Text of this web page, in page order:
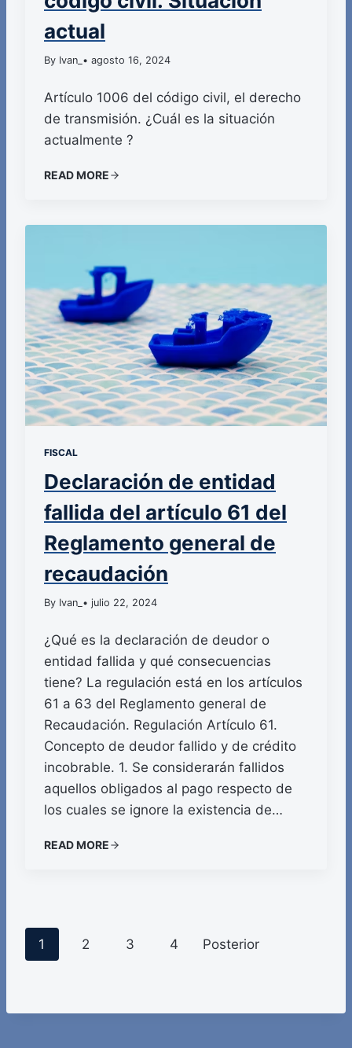
actual
By Ivan_ • agosto 16, 2024
Artículo 1006 del código civil, el derecho
de transmisión. ¿Cuál es la situación
actualmente ?
READ MORE
FISCAL
Declaración de entidad
fallida del artículo 61 del
Reglamento general de
recaudación
By Ivan_ • julio 22, 2024
¿Qué es la declaración de deudor o
entidad fallida y qué consecuencias
tiene? La regulación está en los artículos
61 a 63 del Reglamento general de
Recaudación. Regulación Artículo 61.
Concepto de deudor fallido y de crédito
incobrable. 1. Se considerarán fallidos
aquellos obligados al pago respecto de
los cuales se ignore la existencia de…
READ MORE
s
1 2 3 4 Posterior